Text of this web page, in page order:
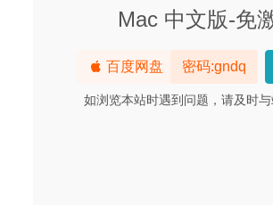
Mac 中文版-免
百度网盘 密码:gndq
如浏览本站时遇到问题，请及时与
强大易用的图像处理软件 Luminar 4.1.1
2020-02-15
Blocs 3.4.10 – 强大的可视化网页设计工